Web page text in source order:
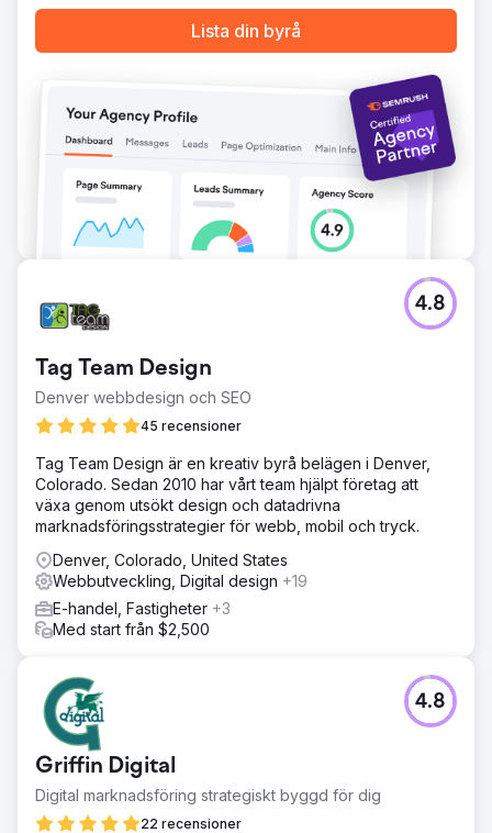
deras hållbara affärstillväxt.Lista din byrå
Tag Team Design
Denver webbdesign och SEO
45 recensioner
4.8
Tag Team Design är en kreativ byrå belägen i Denver,
Colorado. Sedan 2010 har vårt team hjälpt företag att
växa genom utsökt design och datadrivna
marknadsföringsstrategier för webb, mobil och tryck.
Denver, Colorado, United States
Webbutveckling, Digital design +19
E-handel, Fastigheter +3
Med start från $2,500
Griffin Digital
Digital marknadsföring strategiskt byggd för dig
22 recensioner
4.8